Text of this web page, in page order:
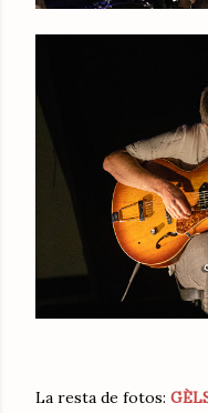
La resta de fotos: